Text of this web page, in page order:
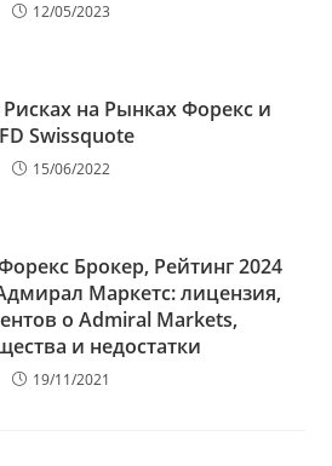
12/05/2023
на Рынках Форекс и
Swissquote
15/06/2022
Брокер, Рейтинг 2024
Маркетс: лицензия,
о Admiral Markets,
и недостатки
19/11/2021